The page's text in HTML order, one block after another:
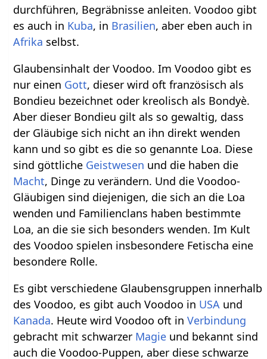
durchführen, Begräbnisse anleiten. Voodoo gibt
es auch in Kuba, in Brasilien, aber eben auch in
Afrika selbst.
Glaubensinhalt der Voodoo. Im Voodoo gibt es
nur einen Gott, dieser wird oft französisch als
Bondieu bezeichnet oder kreolisch als Bondyè.
Aber dieser Bondieu gilt als so gewaltig, dass
der Gläubige sich nicht an ihn direkt wenden
kann und so gibt es die so genannte Loa. Diese
sind göttliche Geistwesen und die haben die
Macht, Dinge zu verändern. Und die Voodoo-
Gläubigen sind diejenigen, die sich an die Loa
wenden und Familienclans haben bestimmte
Loa, an die sie sich besonders wenden. Im Kult
des Voodoo spielen insbesondere Fetischa eine
besondere Rolle.
Es gibt verschiedene Glaubensgruppen innerhalb
des Voodoo, es gibt auch Voodoo in USA und
Kanada. Heute wird Voodoo oft inVerbindung
gebracht mit schwarzer Magie und bekannt sind
auch die Voodoo-Puppen, aber diese schwarze